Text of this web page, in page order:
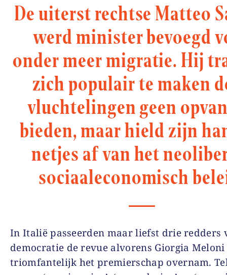
De uiterst rechtse Matteo
werd minister bevoegd
onder meer migratie. Hij
zich populair te maken
vluchtelingen geen
bieden, maar hield zijn
netjes af van het
sociaaleconomisch
In Italië passeerden maar liefst drie redders
democratie de revue alvorens Giorgia Meloni
triomfantelijk het premierschap overnam.